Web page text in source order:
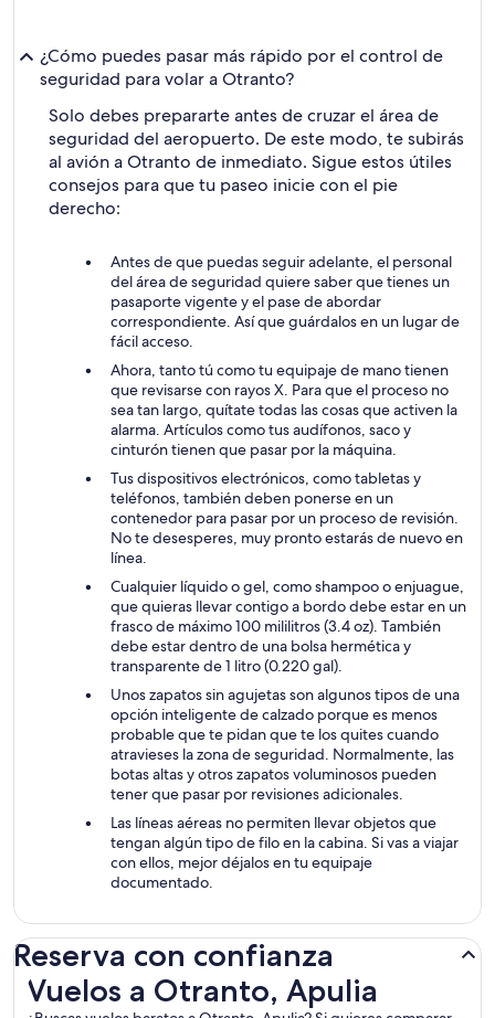
¿Cómo puedes pasar más rápido por el control de
seguridad para volar a Otranto?
Solo debes prepararte antes de cruzar el área de
seguridad del aeropuerto. De este modo, te subirás
al avión a Otranto de inmediato. Sigue estos útiles
consejos para que tu paseo inicie con el pie
derecho:
Antes de que puedas seguir adelante, el personal
del área de seguridad quiere saber que tienes un
pasaporte vigente y el pase de abordar
correspondiente. Así que guárdalos en un lugar de
fácil acceso.
Ahora, tanto tú como tu equipaje de mano tienen
que revisarse con rayos X. Para que el proceso no
sea tan largo, quítate todas las cosas que activen la
alarma. Artículos como tus audífonos, saco y
cinturón tienen que pasar por la máquina.
Tus dispositivos electrónicos, como tabletas y
teléfonos, también deben ponerse en un
contenedor para pasar por un proceso de revisión.
No te desesperes, muy pronto estarás de nuevo en
línea.
Cualquier líquido o gel, como shampoo o enjuague,
que quieras llevar contigo a bordo debe estar en un
frasco de máximo 100 mililitros (3.4 oz). También
debe estar dentro de una bolsa hermética y
transparente de 1 litro (0.220 gal).
Unos zapatos sin agujetas son algunos tipos de una
opción inteligente de calzado porque es menos
probable que te pidan que te los quites cuando
atravieses la zona de seguridad. Normalmente, las
botas altas y otros zapatos voluminosos pueden
tener que pasar por revisiones adicionales.
Las líneas aéreas no permiten llevar objetos que
tengan algún tipo de filo en la cabina. Si vas a viajar
con ellos, mejor déjalos en tu equipaje
documentado.
Reserva con confianza
Vuelos a Otranto, Apulia
Vuelos a Otranto, Apulia